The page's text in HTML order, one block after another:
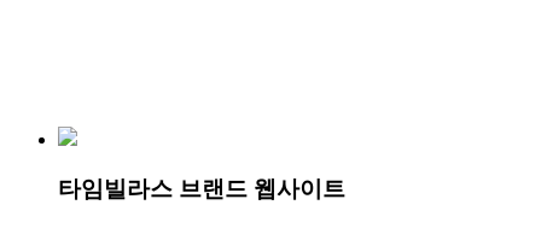
타임빌라스 브랜드 웹사이트